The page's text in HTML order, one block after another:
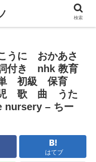
うに おかあさ
付き nhk 教育
初級 保育
歌 曲 うた
nursery – ちー
はてブ
検索